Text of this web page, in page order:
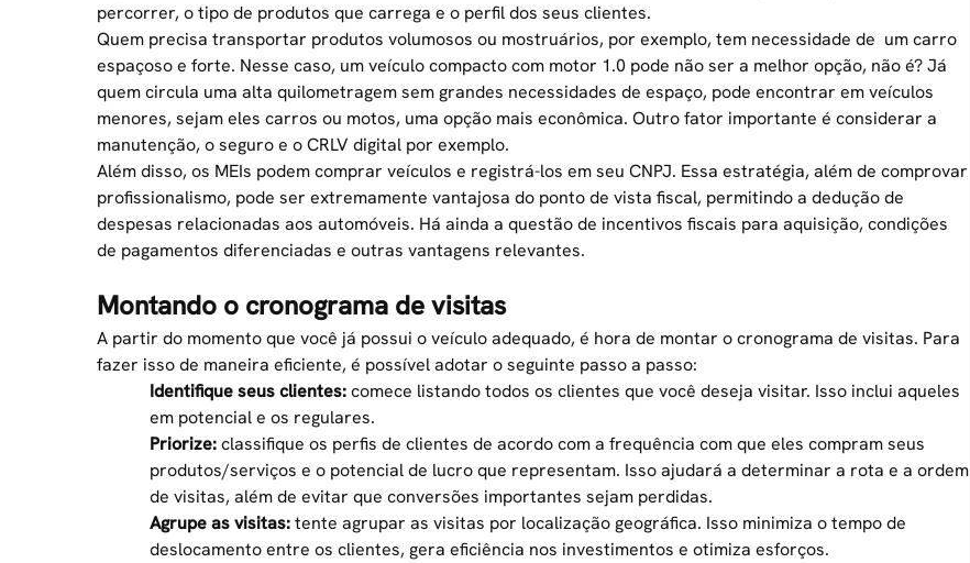
percorrer, o tipo de produtos que carrega e o perfil dos seus clientes.
Quem precisa transportar produtos volumosos ou mostruários, por exemplo, tem necessidade de um carro
espaçoso e forte. Nesse caso, um veículo compacto com motor 1.0 pode não ser a melhor opção, não é? Já
quem circula uma alta quilometragem sem grandes necessidades de espaço, pode encontrar em veículos
menores, sejam eles carros ou motos, uma opção mais econômica. Outro fator importante é considerar a
manutenção, o seguro e oCRLV digital por exemplo.
Além disso, os MEIs podem comprar veículos e registrá-los em seu CNPJ. Essa estratégia, além de comprovar
profissionalismo, pode ser extremamente vantajosa do ponto de vista fiscal, permitindo a dedução de
despesas relacionadas aos automóveis. Há ainda a questão de incentivos fiscais para aquisição, condições
de pagamentos diferenciadas e outras vantagens relevantes.
Montando o cronograma de visitas
A partir do momento que você já possui o veículo adequado, é hora de montar o cronograma de visitas. Para
fazer isso de maneira eficiente, é possível adotar o seguinte passo a passo:
Identifique seus clientes:comece listando todos os clientes que você deseja visitar. Isso inclui aqueles
em potencial e os regulares.
Priorize:classifique os perfis de clientes de acordo com a frequência com que eles compram seus
produtos/serviços e o potencial de lucro que representam. Isso ajudará a determinar a rota e a ordem
de visitas, além de evitar que conversões importantes sejam perdidas.
Agrupe as visitas:tente agrupar as visitas por localização geográfica. Isso minimiza o tempo de
deslocamento entre os clientes, gera eficiência nos investimentos e otimiza esforços.